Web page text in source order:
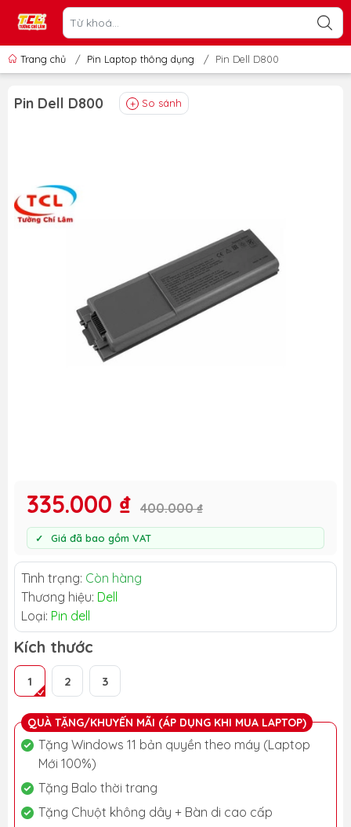
Trang chủ / Pin Laptop thông dụng / Pin Dell D800
Pin Dell D800 So sánh
335.000 ₫ 400.000 ₫
Giá đã bao gồm VAT
Tình trạng: Còn hàng
Thương hiệu: Dell
Loại: Pin dell
Kích thước
1 2 3
QUÀ TẶNG/KHUYẾN MÃI (ÁP DỤNG KHI MUA LAPTOP)
Tặng Windows 11 bản quyền theo máy (Laptop
Mới 100%)
Tặng Balo thời trang
Tặng Chuột không dây + Bàn di cao cấp